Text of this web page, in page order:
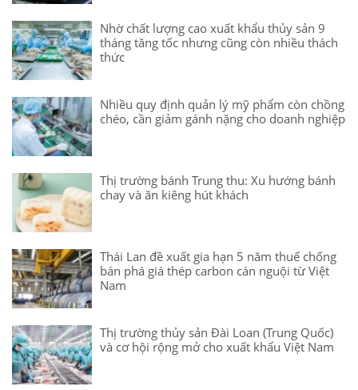
Nhờ chất lượng cao xuất khẩu thủy sản 9
tháng tăng tốc nhưng cũng còn nhiều thách
thức
Nhiều quy định quản lý mỹ phẩm còn chồng
chéo, cần giảm gánh nặng cho doanh nghiệp
Thị trường bánh Trung thu: Xu hướng bánh
chay và ăn kiêng hút khách
Thái Lan đề xuất gia hạn 5 năm thuế chống
bán phá giá thép carbon cán nguội từ Việt
Nam
Thị trường thủy sản Đài Loan (Trung Quốc)
và cơ hội rộng mở cho xuất khẩu Việt Nam